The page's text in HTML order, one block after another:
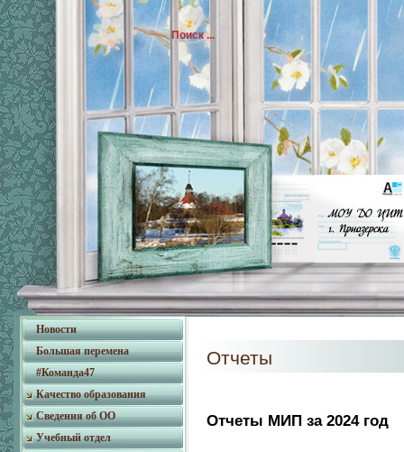
Отчеты
Отчеты МИП за 2024 год
Новости
Большая перемена
#Команда47
Качество образования
Сведения об ОО
Учебный отдел